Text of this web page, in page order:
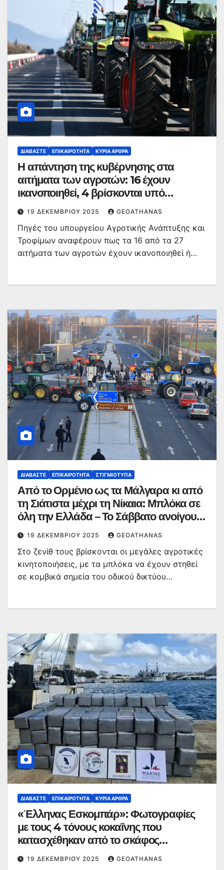
ΔΙΑΒΆΣΤΕ ΕΠΙΚΑΙΡΌΤΗΤΑ ΚΥΡΙΑ ΑΡΘΡΑ
Η απάντηση της κυβέρνησης στα
αιτήματα των αγροτών: 16 έχουν
ικανοποιηθεί, 4 βρίσκονται υπό
επεξεργασία και 7 δεν είναι εφικτό να
γίνουν
19 ΔΕΚΕΜΒΡΊΟΥ 2025 GEOATHANAS
Πηγές του υπουργείου Αγροτικής Ανάπτυξης και
Τροφίμων αναφέρουν πως τα 16 από τα 27
αιτήματα των αγροτών έχουν ικανοποιηθεί ή…
ΔΙΑΒΆΣΤΕ ΕΠΙΚΑΙΡΌΤΗΤΑ ΣΤΙΓΜΙΌΤΥΠΑ
Από το Ορμένιο ως τα Μάλγαρα κι από
τη Σιάτιστα μέχρι τη Νίκαια: Μπλόκα σε
όλη την Ελλάδα – Το Σάββατο ανοίγουν
τα διόδια οι αγρότες
19 ΔΕΚΕΜΒΡΊΟΥ 2025 GEOATHANAS
Στο ζενίθ τους βρίσκονται οι μεγάλες αγροτικές
κινητοποιήσεις, με τα μπλόκα να έχουν στηθεί
σε κομβικά σημεία του οδικού δικτύου…
ΔΙΑΒΆΣΤΕ ΕΠΙΚΑΙΡΌΤΗΤΑ ΚΥΡΙΑ ΑΡΘΡΑ
«Έλληνας Εσκομπάρ»: Φωτογραφίες
με τους 4 τόνους κοκαΐνης που
κατασχέθηκαν από το σκάφος
«Ουρανία»
19 ΔΕΚΕΜΒΡΊΟΥ 2025 GEOATHANAS